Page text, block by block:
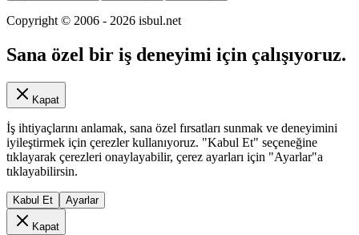
Copyright © 2006 - 2026 isbul.net
Sana özel bir iş deneyimi için çalışıyoruz.
Kapat
İş ihtiyaçlarını anlamak, sana özel fırsatları sunmak ve deneyimini
iyileştirmek için çerezler kullanıyoruz. "Kabul Et" seçeneğine
tıklayarak çerezleri onaylayabilir, çerez ayarları için "Ayarlar"a
tıklayabilirsin.
Kabul Et Ayarlar
Kapat